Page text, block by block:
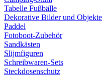
Tabelle Fußbälle
Dekorative Bilder und Objekte
Paddel
Fotoboot-Zubehör
Sandkästen
Slijmfiguren
Schreibwaren-Sets
Steckdosenschutz